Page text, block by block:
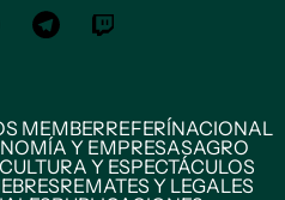
MEMBERREFERÍNACIONAL
Y EMPRESASAGRO
CULTURA Y ESPECTÁCULOS
REMATES Y LEGALES